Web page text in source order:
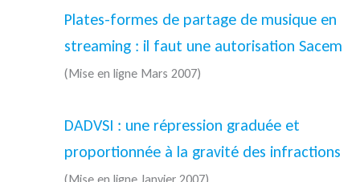
Plates-formes de partage de musique en
streaming : il faut une autorisation Sacem
(Mise en ligne Mars 2007)
DADVSI : une répression graduée et
proportionnée à la gravité des infractions